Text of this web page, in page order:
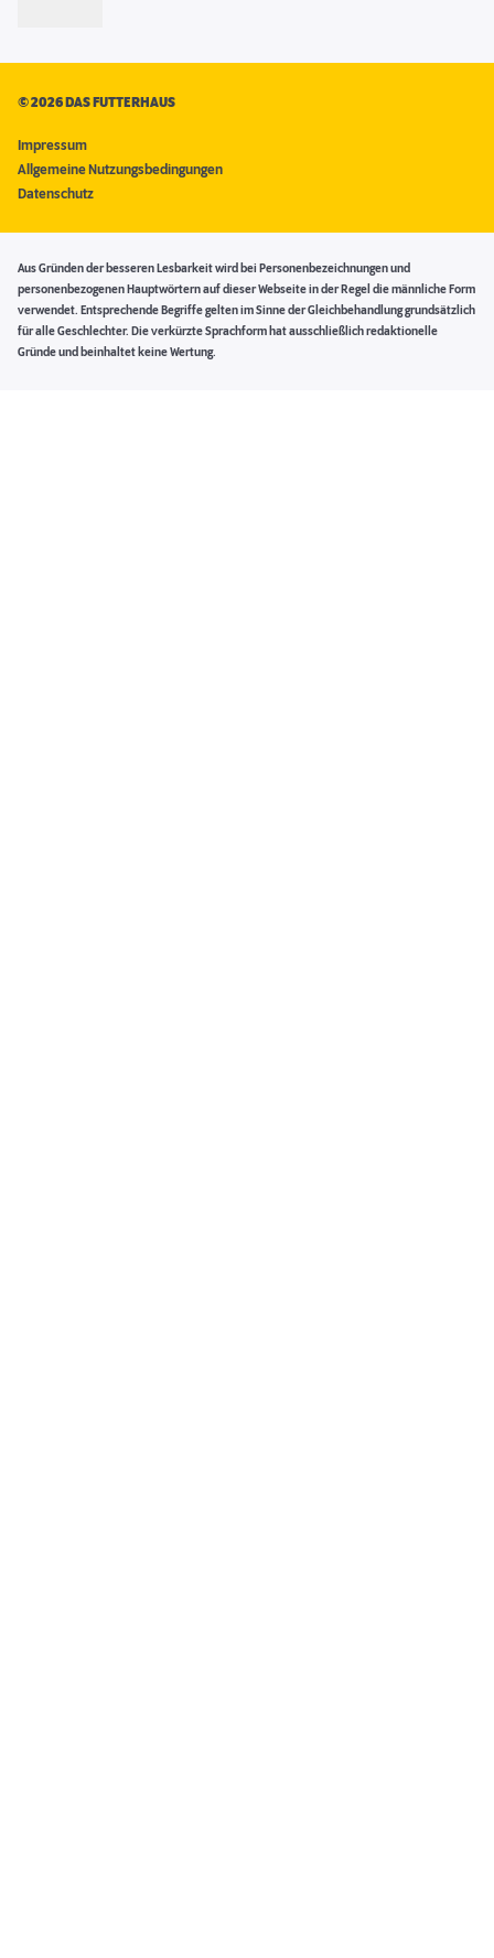
©2026 DAS FUTTERHAUS
Impressum
Allgemeine Nutzungsbedingungen
Datenschutz
Aus Gründen der besseren Lesbarkeit wird bei Personenbezeichnungen und
personenbezogenen Hauptwörtern auf dieser Webseite in der Regel die männliche Form
verwendet. Entsprechende Begriffe gelten im Sinne der Gleichbehandlung grundsätzlich
für alle Geschlechter. Die verkürzte Sprachform hat ausschließlich redaktionelle
Gründe und beinhaltet keine Wertung.